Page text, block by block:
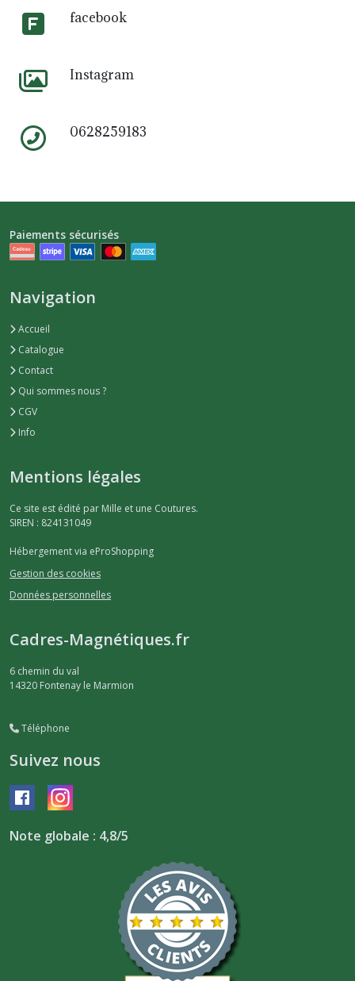
facebook
Instagram
0628259183
Paiements sécurisés
Navigation
Accueil
Catalogue
Contact
Qui sommes nous ?
CGV
Info
Mentions légales
Ce site est édité par Mille et une Coutures.
SIREN : 824131049
Hébergement via eProShopping
Gestion des cookies
Données personnelles
Cadres-Magnétiques.fr
6 chemin du val
14320 Fontenay le Marmion
Téléphone
Suivez nous
Note globale : 4,8/5